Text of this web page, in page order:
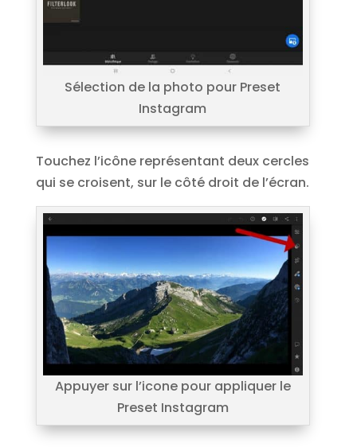
Sélection de la photo pour Preset
Instagram
Touchez l’icône représentant deux cercles
qui se croisent, sur le côté droit de l’écran.
Appuyer sur l’icone pour appliquer le
Preset Instagram